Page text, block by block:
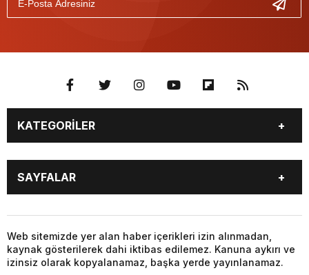
KATEGORİLER
BURÇLAR
CANLI BORSA
CANLI SONUÇLAR
COVID-19
FİKSTÜR
FİRMA EKLE
FİRMA REHBERİ
GAZETE OKU
GAZETELER
HABER GÖNDER
HAVA DURUMU
SAYFALAR
CANLI SONUÇLAR
CANLI TV
COVID-19
FİKSTÜR
FİRMA EKLE
FİRMA REHBERİ
Web sitemizde yer alan haber içerikleri izin alınmadan,
kaynak gösterilerek dahi iktibas edilemez. Kanuna aykırı ve
izinsiz olarak kopyalanamaz, başka yerde yayınlanamaz.